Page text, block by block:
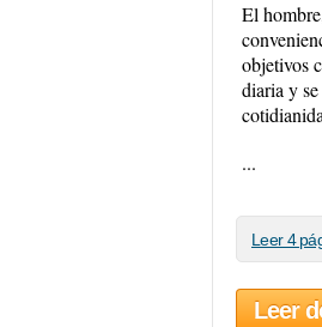
El
objetivos
diaria y
...
Leer 4
Leer